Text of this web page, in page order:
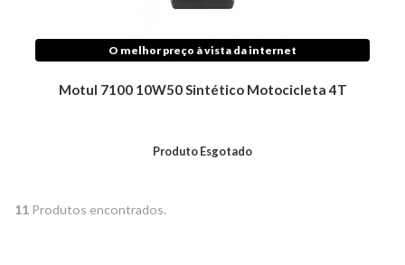
O melhor preço à vista da internet
Motul 7100 10W50 Sintético Motocicleta 4T
Produto Esgotado
11 Produtos encontrados.